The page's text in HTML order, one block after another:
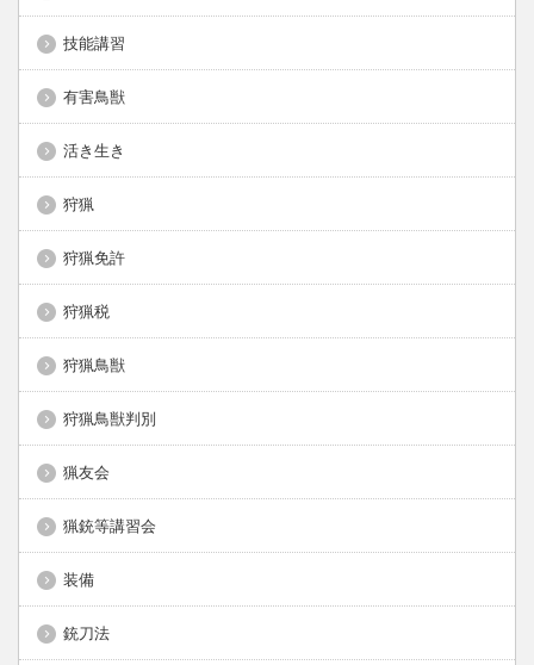
技能講習
有害鳥獣
活き生き
狩猟
狩猟免許
狩猟税
狩猟鳥獣
狩猟鳥獣判別
猟友会
猟銃等講習会
装備
銃刀法